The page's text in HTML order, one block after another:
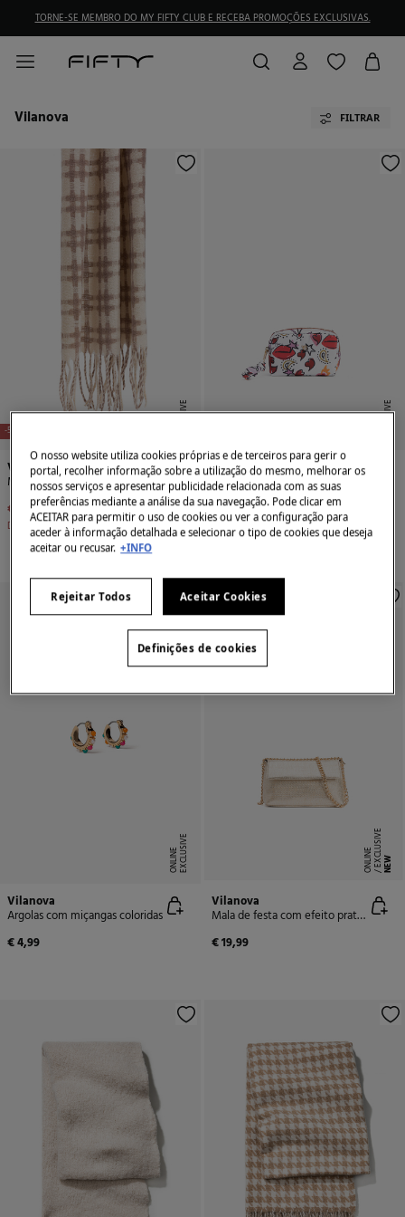
TORNE-SE MEMBRO DO MY FIFTY CLUB E RECEBA PROMOÇÕES EXCLUSIVAS.
Vilanova FILTRAR
-50% E
X
C
L
U
SI
V
E
O
N
LI
N
Vilanova
Manta cachecol
€ 7,99 € 15,99
Desconto€ 8,00
E
X
C
L
U
SI
V
E
O
N
LI
N
Vilanova
Carteira Acolchoada Estampada
€ 2,99 € 5,99
Desconto€ 3,00
E
X
C
L
U
SI
V
E
O
N
LI
N
E
Vilanova
Argolas com miçangas coloridas
€ 4,99
NEW
E
X
C
L
U
SI
V
E
O
N
LI
N
E
Vilanova
Mala de festa com efeito prateado
€ 19,99
O nosso website utiliza cookies próprias e de terceiros para gerir o
portal, recolher informação sobre a utilização do mesmo, melhorar os
nossos serviços e apresentar publicidade relacionada com as suas
preferências mediante a análise da sua navegação. Pode clicar em
ACEITAR para permitir o uso de cookies ou ver a configuração para
aceder à informação detalhada e selecionar o tipo de cookies que deseja
aceitar ou recusar. +INFO
Rejeitar Todos Aceitar Cookies
Definições de cookies